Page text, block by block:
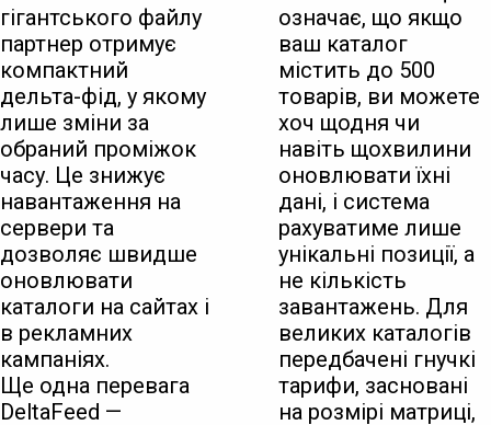
гігантського файлу
партнер отримує
компактний
дельта-фід, у якому
лише зміни за
обраний проміжок
часу. Це знижує
навантаження на
сервери та
дозволяє швидше
оновлювати
каталоги на сайтах і
в рекламних
кампаніях.
Ще одна перевага
DeltaFeed —
означає, що якщо
ваш каталог
містить до 500
товарів, ви можете
хоч щодня чи
навіть щохвилини
оновлювати їхні
дані, і система
рахуватиме лише
унікальні позиції, а
не кількість
завантажень. Для
великих каталогів
передбачені гнучкі
тарифи, засновані
на розмірі матриці,